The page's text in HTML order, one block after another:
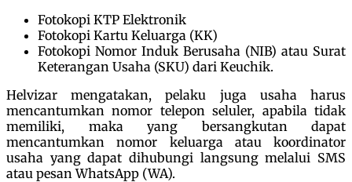
Fotokopi KTP Elektronik
Fotokopi Kartu Keluarga (KK)
Fotokopi Nomor Induk Berusaha (NIB) atau Surat
Keterangan Usaha (SKU) dari Keuchik.
Helvizar mengatakan, pelaku juga usaha harus
mencantumkan nomor telepon seluler, apabila tidak
memiliki, maka yang bersangkutan dapat
mencantumkan nomor keluarga atau koordinator
usaha yang dapat dihubungi langsung melalui SMS
atau pesan WhatsApp (WA).